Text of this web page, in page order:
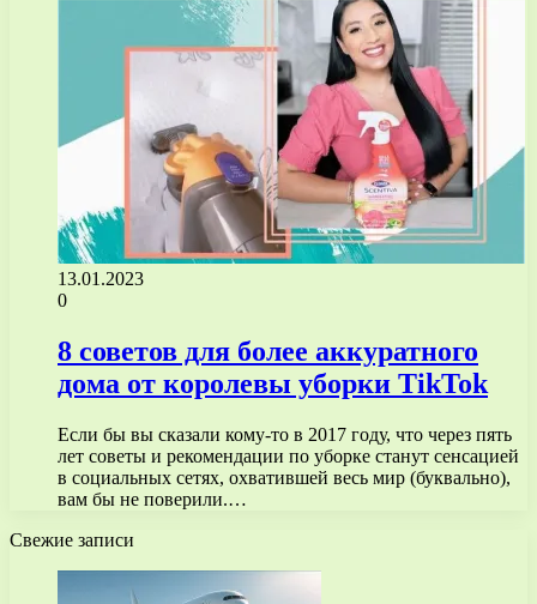
13.01.2023
0
8 советов для более аккуратного
дома от королевы уборки TikTok
Если бы вы сказали кому-то в 2017 году, что через пять
лет советы и рекомендации по уборке станут сенсацией
в социальных сетях, охватившей весь мир (буквально),
вам бы не поверили.…
Свежие записи